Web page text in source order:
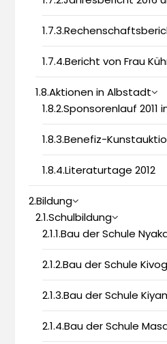
1.7.4.Bericht von Frau
1.8.Aktionen in Albstadt
1.8.2.Sponsorenlauf 2011
1.8.3.Benefiz-
1.8.4.Literaturtage 2012
2.Bildung
2.1.Schulbildung
2.1.1.Bau der Schule
2.1.2.Bau der Schule
2.1.3.Bau der Schule
2.1.4.Bau der Schule